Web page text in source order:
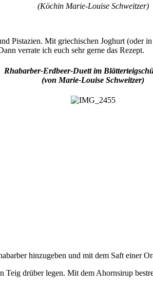
(Köchin Marie-Louise Schweitzer)
Pistazien. Mit griechischen Joghurt
verrate ich euch sehr gerne das Rezept.
Rhabarber-Erdbeer-Duett im
(von Marie-Louise Schweitzer)
hinzugeben und mit dem Saft einer
drüber legen. Mit dem Ahornsirup